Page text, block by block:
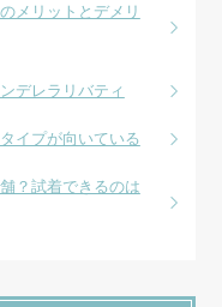
メリットとデメリ
デレラリバティ
イプが向いている
？試着できるのは